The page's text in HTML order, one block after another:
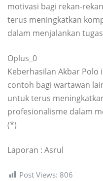
motivasi bagi rekan-
terus meningkatkan
dalam menjalankan
Oplus_0
Keberhasilan Akbar
contoh bagi wartawan
untuk terus
profesionalisme dalam
(*)
Laporan : Asrul
Post Views: 806